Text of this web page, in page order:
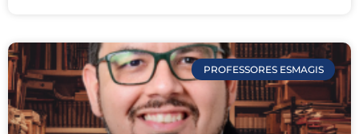
PROFESSORES ESMAGIS